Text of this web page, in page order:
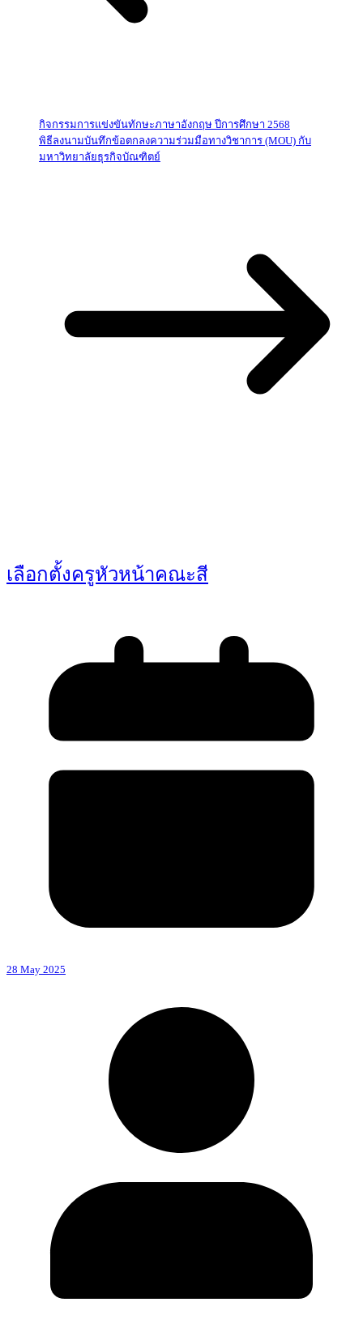
กิจกรรมการแข่งขันทักษะภาษาอังกฤษ ปีการศึกษา 2568
พิธีลงนามบันทึกข้อตกลงความร่วมมือทางวิชาการ (MOU) กับ
มหาวิทยาลัยธุรกิจบัณฑิตย์
เลือกตั้งครูหัวหน้าคณะสี
28 May 2025